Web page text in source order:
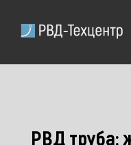
РВД труба: